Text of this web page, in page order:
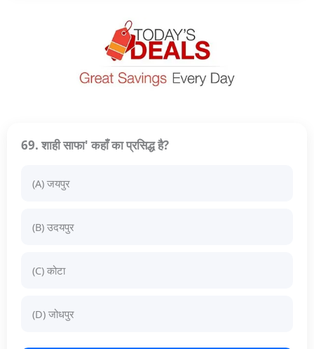
69. शाही साफा' कहाँ का प्रसिद्ध है?
(A) जयपुर
(B) उदयपुर
(C) कोटा
(D) जोधपुर